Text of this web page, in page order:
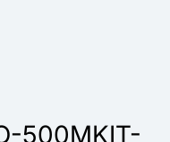
500MKIT-